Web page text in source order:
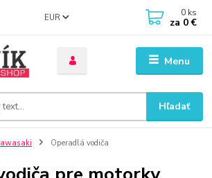
Menu
EUR
Hľadať
0 ks
za 0 €
Operadlá vodiča